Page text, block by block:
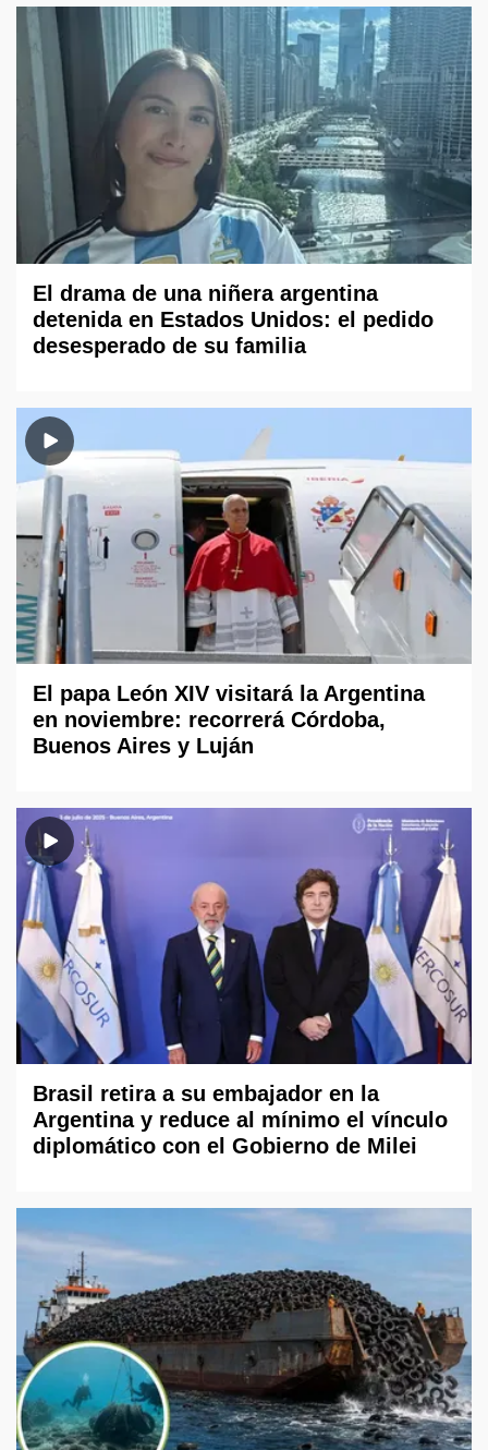
El drama de una niñera argentina
detenida en Estados Unidos: el pedido
desesperado de su familia
El papa León XIV visitará la Argentina
en noviembre: recorrerá Córdoba,
Buenos Aires y Luján
Brasil retira a su embajador en la
Argentina y reduce al mínimo el vínculo
diplomático con el Gobierno de Milei